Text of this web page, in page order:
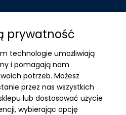
prywatność
technologie umożliwiają
i pomagają nam
potrzeb. Możesz
przez nas wszystkich
lub dostosować użycie
wybierając opcję